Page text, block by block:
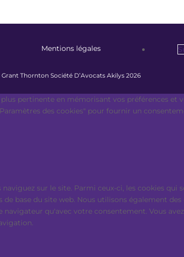
Mentions légales
Grant Thornton Société D’Avocats Akilys 2026
pertinente en mémorisant vos préférences et
des cookies" pour fournir un
sur le site. Parmi ceux-ci, les cookies
base du site web. Nous utilisons également
qu'avec votre consentement. Vous